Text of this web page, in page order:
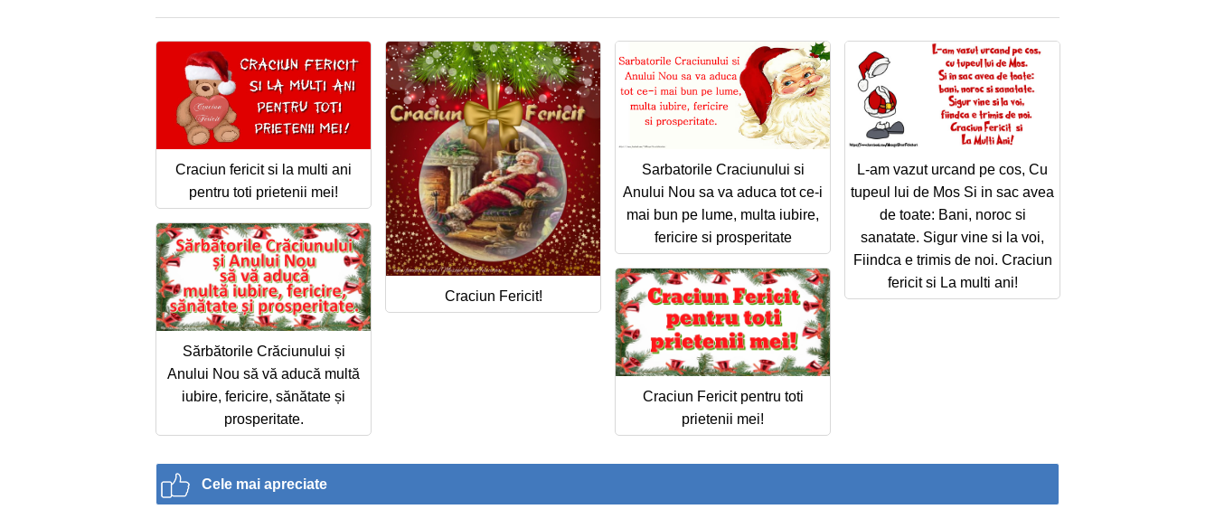
Craciun fericit si la multi ani
pentru toti prietenii mei!
Craciun Fericit!
Sarbatorile Craciunului si
Anului Nou sa va aduca tot ce-i
mai bun pe lume, multa iubire,
fericire si prosperitate
L-am vazut urcand pe cos, Cu
tupeul lui de Mos Si in sac avea
de toate: Bani, noroc si
sanatate. Sigur vine si la voi,
Fiindca e trimis de noi. Craciun
fericit si La multi ani!
Sărbătorile Crăciunului și
Anului Nou să vă aducă multă
iubire, fericire, sănătate și
prosperitate.
Craciun Fericit pentru toti
prietenii mei!
Cele mai apreciate